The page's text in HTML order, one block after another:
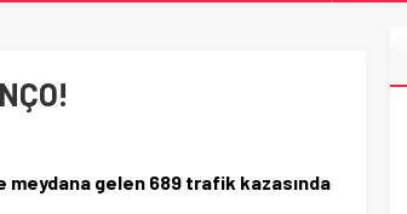
HATALAR
meydana gelen 689 trafik kazasında